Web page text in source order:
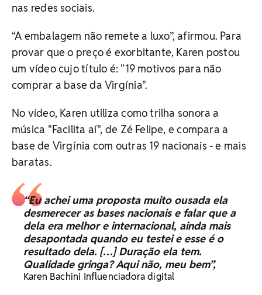
nas redes sociais.
“A embalagem não remete a luxo”, afirmou. Para
provar que o preço é exorbitante, Karen postou
um vídeo cujo título é: "19 motivos para não
comprar a base da Virgínia".
No vídeo, Karen utiliza como trilha sonora a
música "Facilita aí", de Zé Felipe, e compara a
base de Virgínia com outras 19 nacionais - e mais
baratas.
“Eu achei uma proposta muito ousada ela
desmerecer as bases nacionais e falar que a
dela era melhor e internacional, ainda mais
desapontada quando eu testei e esse é o
resultado dela. […] Duração ela tem.
Qualidade gringa? Aqui não, meu bem”,
Karen Bachini Influenciadora digital